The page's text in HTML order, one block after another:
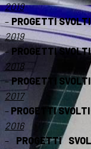
2019
– PROGETTI SVOLTI
2019
– PROGETTI SVOLTI
2018
–PROGETTI SVOLTI
2017
– PROGETTI SVOLTI
2016
– PROGETTI